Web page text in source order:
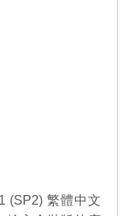
(SP2) 繁體中文